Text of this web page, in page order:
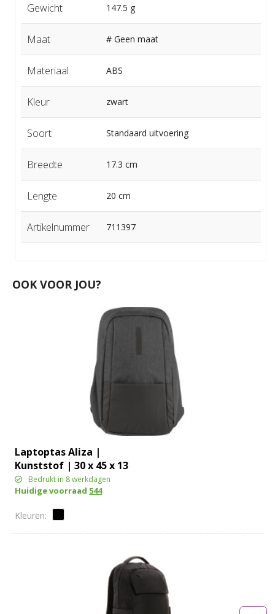
Gewicht 147.5 g
Maat # Geen maat
Materiaal ABS
Kleur zwart
Soort Standaard uitvoering
Breedte 17.3 cm
Lengte 20 cm
Artikelnummer 711397
OOK VOOR JOU?
Laptoptas Aliza |
Kunststof | 30 x 45 x 13
cmBedrukt in 8 werkdagen
Huidige voorraad 544